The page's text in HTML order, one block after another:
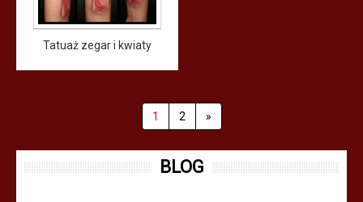
Tatuaż zegar i kwiaty
1 2 »
BLOG